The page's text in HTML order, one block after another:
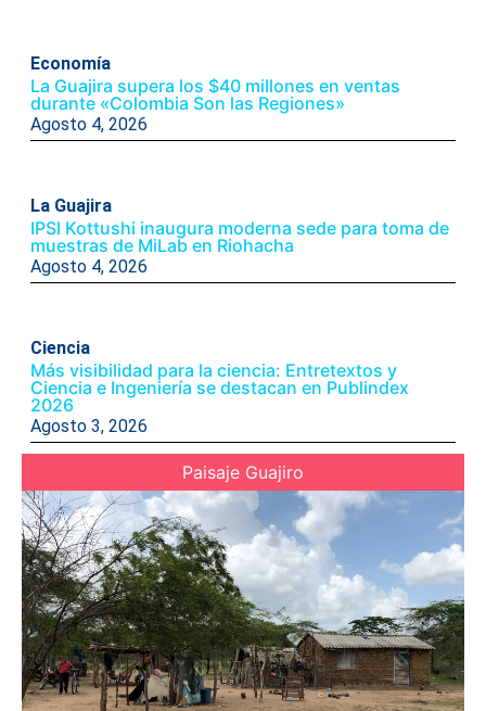
Economía
La Guajira supera los $40 millones en ventas
durante «Colombia Son las Regiones»
Agosto 4, 2026
La Guajira
IPSI Kottushi inaugura moderna sede para toma de
muestras de MiLab en Riohacha
Agosto 4, 2026
Ciencia
Más visibilidad para la ciencia: Entretextos y
Ciencia e Ingeniería se destacan en Publindex
2026
Agosto 3, 2026
Paisaje Guajiro